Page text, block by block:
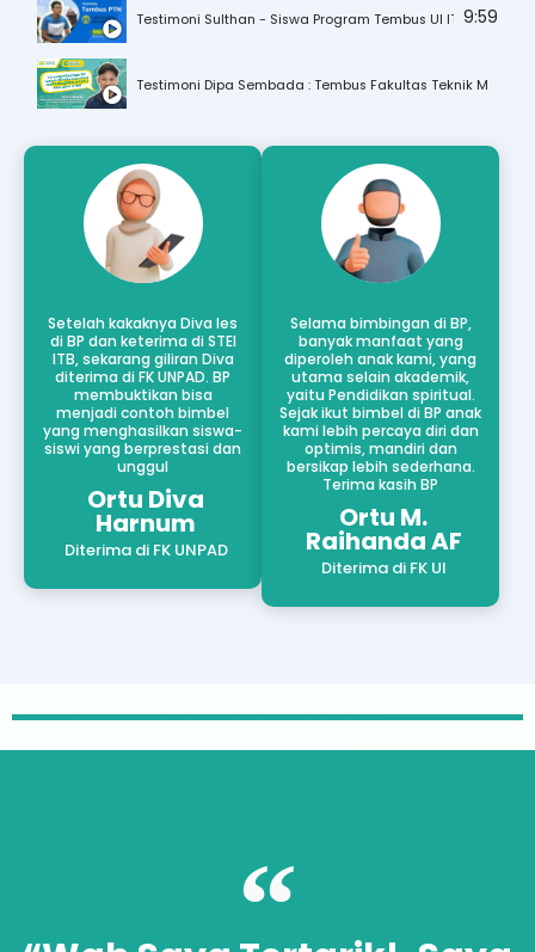
Testimoni Sulthan - Siswa Program Tembus UI ITB yang
9:59
Testimoni Dipa Sembada : Tembus Fakultas Teknik Mesin &
Setelah kakaknya Diva les
di BP dan keterima di STEI
ITB, sekarang giliran Diva
diterima di FK UNPAD. BP
membuktikan bisa
menjadi contoh bimbel
yang menghasilkan siswa-
siswi yang berprestasi dan
unggul
Ortu Diva
Harnum
Diterima di FK UNPAD
Selama bimbingan di BP,
banyak manfaat yang
diperoleh anak kami, yang
utama selain akademik,
yaitu Pendidikan spiritual.
Sejak ikut bimbel di BP anak
kami lebih percaya diri dan
optimis, mandiri dan
bersikap lebih sederhana.
Terima kasih BP
Ortu M.
Raihanda AF
Diterima di FK UI